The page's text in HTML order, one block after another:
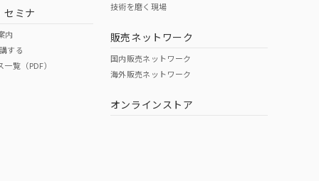
O O
ページへ
ください
セミナ
内
する
覧（PDF）
技術を磨く現場
販売ネットワーク
国内販売ネットワーク
海外販売ネットワーク
オンラインストア